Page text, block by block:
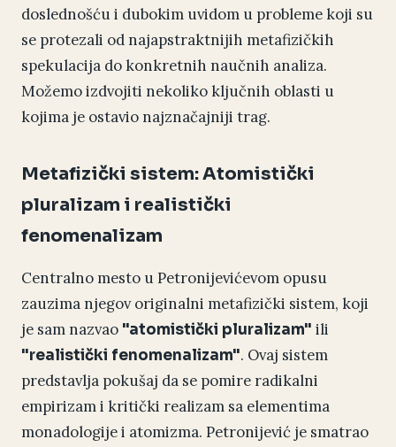
doslednošću i dubokim uvidom u probleme koji su
se protezali od najapstraktnijih metafizičkih
spekulacija do konkretnih naučnih analiza.
Možemo izdvojiti nekoliko ključnih oblasti u
kojima je ostavio najznačajniji trag.
Metafizički sistem: Atomistički
pluralizam i realistički
fenomenalizam
Centralno mesto u Petronijevićevom opusu
zauzima njegov originalni metafizički sistem, koji
je sam nazvao "atomistički pluralizam" ili
"realistički fenomenalizam". Ovaj sistem
predstavlja pokušaj da se pomire radikalni
empirizam i kritički realizam sa elementima
monadologije i atomizma. Petronijević je smatrao